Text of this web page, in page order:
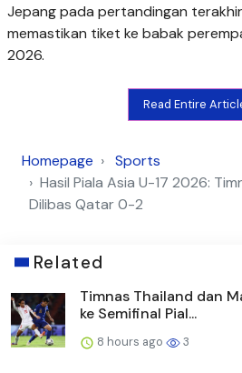
Jepang pada pertandingan
memastikan tiket ke babak
2026.
Read Entire
Homepage
Sports
Hasil Piala Asia U-17 2026:
Dilibas Qatar 0-2
Related
Timnas Thailand dan
ke Semifinal Pial...
8 hours ago 3